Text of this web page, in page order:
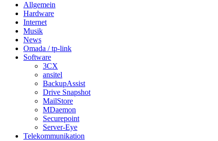
Allgemein
Hardware
Internet
Musik
News
Omada / tp-link
Software
3CX
ansitel
BackupAssist
Drive Snapshot
MailStore
MDaemon
Securepoint
Server-Eye
Telekommunikation